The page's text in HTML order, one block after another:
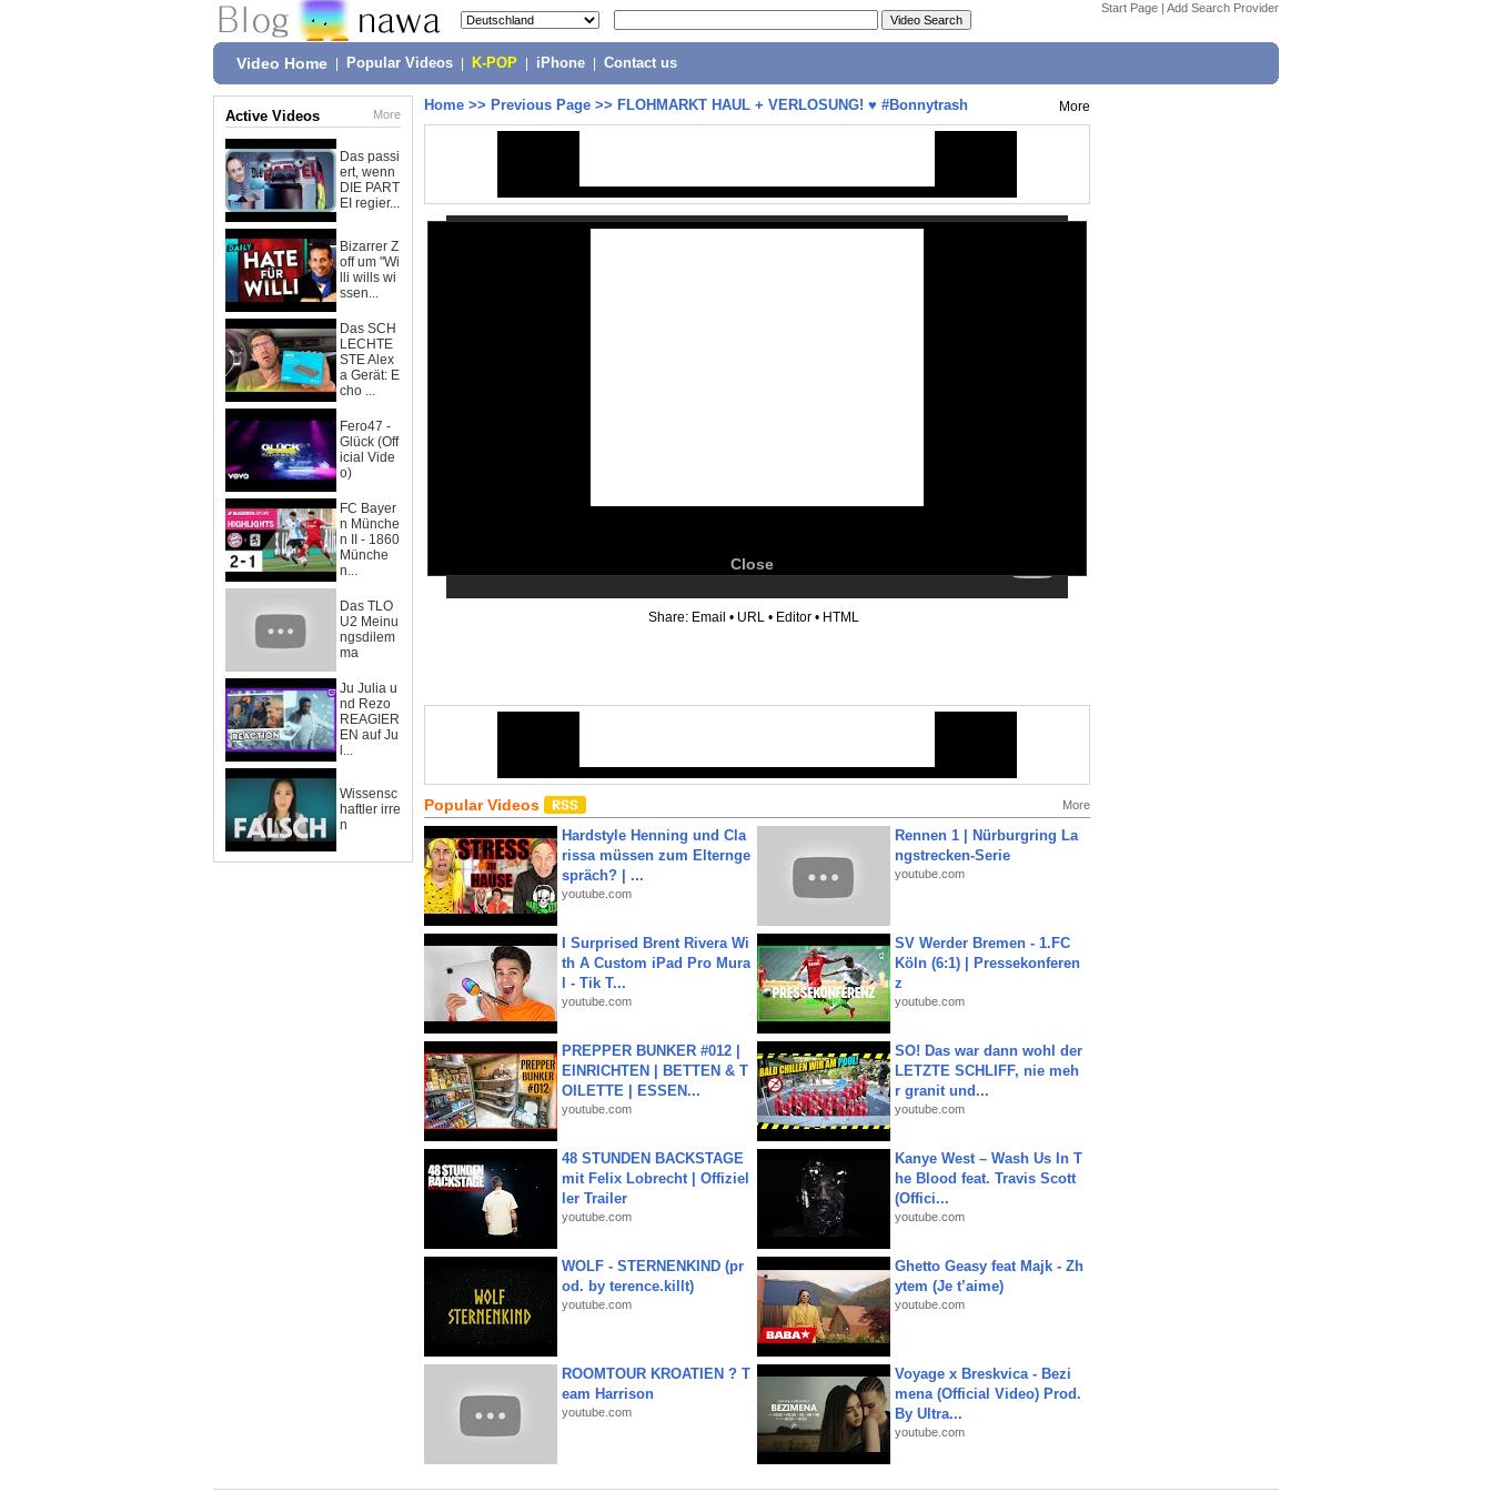
Start Page | Add Search Provider
Video Home Popular Videos K-POP iPhone Contact us
Active Videos More
Das passi
ert, wenn
DIE PART
EI regier...
Bizarrer Z
off um "Wi
lli wills wi
ssen...
Das SCH
LECHTE
STE Alex
a Gerät: E
cho ...
Fero47 -
Glück (Off
icial Vide
o)
FC Bayer
n Münche
n II - 1860
Münche
n...
Das TLO
U2 Meinu
ngsdilem
ma
Ju Julia u
nd Rezo
REAGIER
EN auf Ju
l...
Wissensc
haftler irre
n
Home >> Previous Page >> FLOHMARKT HAUL + VERLOSUNG! ♥ #Bonnytrash More
Close
Share: Email • URL • Editor • HTML
Popular Videos More
Hardstyle Henning und Cla
rissa müssen zum Elternge
spräch? | ...
youtube.com
Rennen 1 | Nürburgring La
ngstrecken-Serie
youtube.com
I Surprised Brent Rivera Wi
th A Custom iPad Pro Mura
l - Tik T...
youtube.com
SV Werder Bremen - 1.FC
Köln (6:1) | Pressekonferen
z
youtube.com
PREPPER BUNKER #012 |
EINRICHTEN | BETTEN & T
OILETTE | ESSEN...
youtube.com
SO! Das war dann wohl der
LETZTE SCHLIFF, nie meh
r granit und...
youtube.com
48 STUNDEN BACKSTAGE
mit Felix Lobrecht | Offiziel
ler Trailer
youtube.com
Kanye West – Wash Us In T
he Blood feat. Travis Scott
(Offici...
youtube.com
WOLF - STERNENKIND (pr
od. by terence.killt)
youtube.com
Ghetto Geasy feat Majk - Zh
ytem (Je t’aime)
youtube.com
ROOMTOUR KROATIEN ? T
eam Harrison
youtube.com
Voyage x Breskvica - Bezi
mena (Official Video) Prod.
By Ultra...
youtube.com